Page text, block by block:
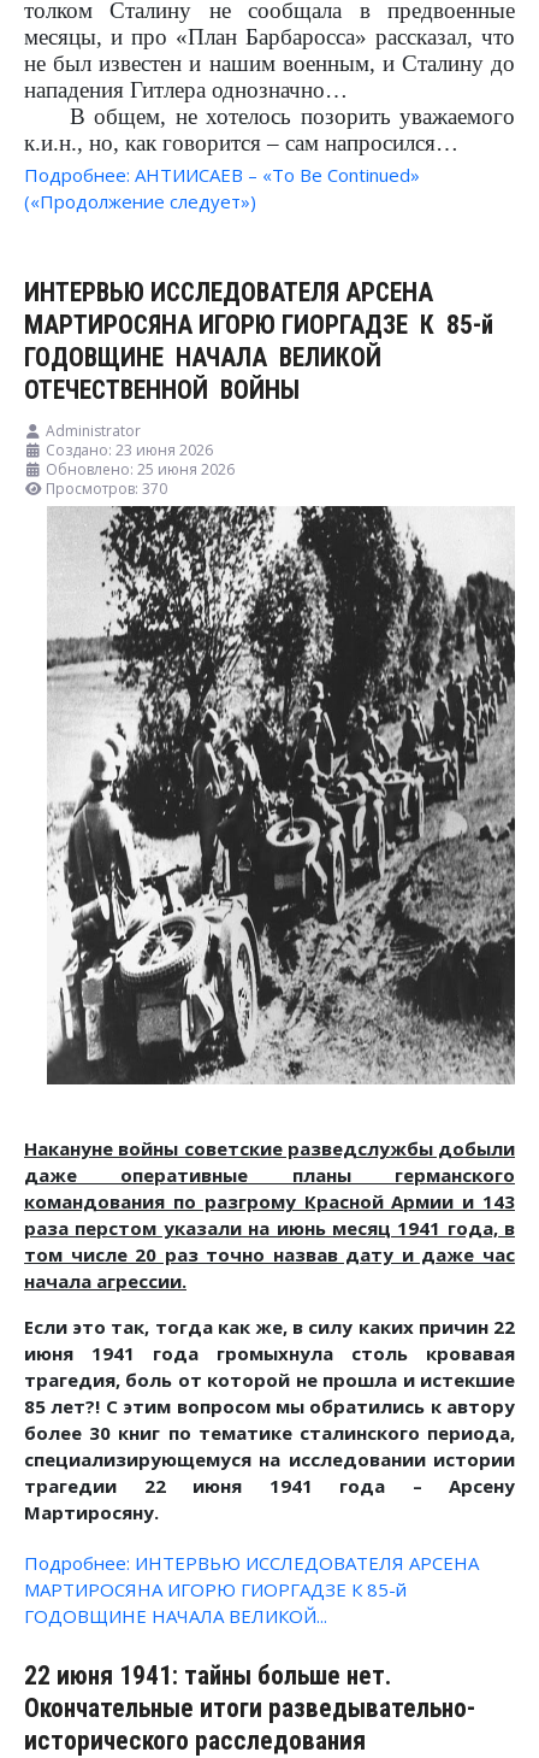
толком Сталину не сообщала в предвоенные
месяцы, и про «План Барбаросса» рассказал, что
не был известен и нашим военным, и Сталину до
нападения Гитлера однозначно…
В общем, не хотелось позорить уважаемого
к.и.н., но, как говорится – сам напросился…
Подробнее: АНТИИСАЕВ – «To Be Continued»
(«Продолжение следует»)
ИНТЕРВЬЮ ИССЛЕДОВАТЕЛЯ АРСЕНА
МАРТИРОСЯНА ИГОРЮ ГИОРГАДЗЕ К 85-й
ГОДОВЩИНЕ НАЧАЛА ВЕЛИКОЙ
ОТЕЧЕСТВЕННОЙ ВОЙНЫ
Administrator
Создано: 23 июня 2026
Обновлено: 25 июня 2026
Просмотров: 370
Накануне войны советские разведслужбы добыли
даже оперативные планы германского
командования по разгрому Красной Армии и 143
раза перстом указали на июнь месяц 1941 года, в
том числе 20 раз точно назвав дату и даже час
начала агрессии.
Если это так, тогда как же, в силу каких причин 22
июня 1941 года громыхнула столь кровавая
трагедия, боль от которой не прошла и истекшие
85 лет?! С этим вопросом мы обратились к автору
более 30 книг по тематике сталинского периода,
специализирующемуся на исследовании истории
трагедии 22 июня 1941 года – Арсену
Мартиросяну.
Подробнее: ИНТЕРВЬЮ ИССЛЕДОВАТЕЛЯ АРСЕНА
МАРТИРОСЯНА ИГОРЮ ГИОРГАДЗЕ К 85-й
ГОДОВЩИНЕ НАЧАЛА ВЕЛИКОЙ...
22 июня 1941: тайны больше нет.
Окончательные итоги разведывательно-
исторического расследования